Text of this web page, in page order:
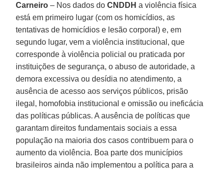
Carneiro – Nos dados doCNDDHa violência física
está em primeiro lugar (com os homicídios, as
tentativas de homicídios e lesão corporal) e, em
segundo lugar, vem a violência institucional, que
corresponde à violência policial ou praticada por
instituições de segurança, o abuso de autoridade, a
demora excessiva ou desídia no atendimento, a
ausência de acesso aos serviços públicos, prisão
ilegal, homofobia institucional e omissão ou ineficácia
das políticas públicas. A ausência de políticas que
garantam direitos fundamentais sociais a essa
população na maioria dos casos contribuem para o
aumento da violência. Boa parte dos municípios
brasileiros ainda não implementou a política para a